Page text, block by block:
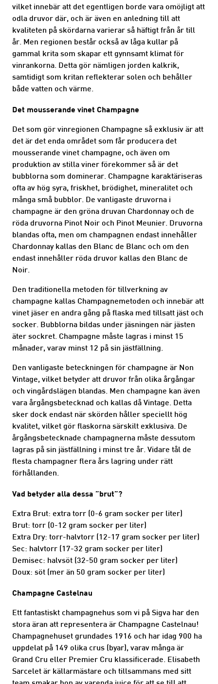
vilket innebär att det egentligen borde vara omöjligt att
odla druvor där, och är även en anledning till att
kvaliteten på skördarna varierar så häftigt från år till
år. Men regionen består också av låga kullar på
gammal krita som skapar ett gynnsamt klimat för
vinrankorna. Detta gör nämligen jorden kalkrik,
samtidigt som kritan reflekterar solen och behåller
både vatten och värme.
Det mousserande vinet Champagne
Det som gör vinregionen Champagne så exklusiv är att
det är det enda området som får producera det
mousserande vinet champagne, och även om
produktion av stilla viner förekommer så är det
bubblorna som dominerar. Champagne karaktäriseras
ofta av hög syra, friskhet, brödighet, mineralitet och
många små bubblor. De vanligaste druvorna i
champagne är den gröna druvan Chardonnay och de
röda druvorna Pinot Noir och Pinot Meunier. Druvorna
blandas ofta, men om champagnen endast innehåller
Chardonnay kallas den Blanc de Blanc och om den
endast innehåller röda druvor kallas den Blanc de
Noir.
Den traditionella metoden för tillverkning av
champagne kallas Champagnemetoden och innebär att
vinet jäser en andra gång på flaska med tillsatt jäst och
socker. Bubblorna bildas under jäsningen när jästen
äter sockret. Champagne måste lagras i minst 15
månader, varav minst 12 på sin jästfällning.
Den vanligaste beteckningen för champagne är Non
Vintage, vilket betyder att druvor från olika årgångar
och vingårdslägen blandas. Men champagne kan även
vara årgångsbetecknad och kallas då Vintage. Detta
sker dock endast när skörden håller speciellt hög
kvalitet, vilket gör flaskorna särskilt exklusiva. De
årgångsbetecknade champagnerna måste dessutom
lagras på sin jästfällning i minst tre år. Vidare tål de
flesta champagner flera års lagring under rätt
förhållanden.
Vad betyder alla dessa ”brut”?
Extra Brut: extra torr (0-6 gram socker per liter)
Brut: torr (0-12 gram socker per liter)
Extra Dry: torr-halvtorr (12-17 gram socker per liter)
Sec: halvtorr (17-32 gram socker per liter)
Demisec: halvsöt (32-50 gram socker per liter)
Doux: söt (mer än 50 gram socker per liter)
Champagne Castelnau
Ett fantastiskt champagnehus som vi på Sigva har den
stora äran att representera är Champagne Castelnau!
Champagnehuset grundades 1916 och har idag 900 ha
uppdelat på 149 olika crus (byar), varav många är
Grand Cru eller Premier Cru klassificerade. Elisabeth
Sarcelet är källarmästare och tillsammans med sitt